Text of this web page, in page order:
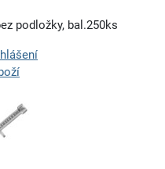
podložky, bal.250ks